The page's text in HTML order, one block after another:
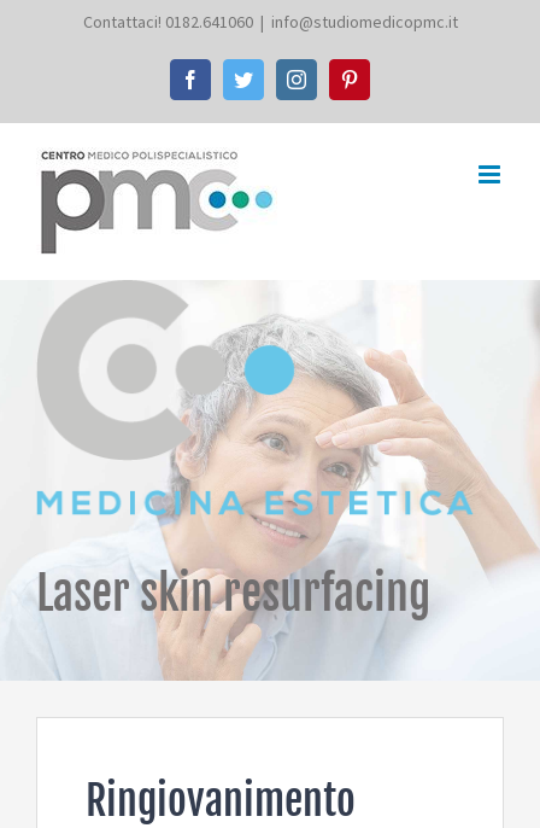
Contattaci! 0182.641060 | info@studiomedicopmc.it
FacebookTwitterInstagram
Laser skin resurfacing
Ringiovanimento